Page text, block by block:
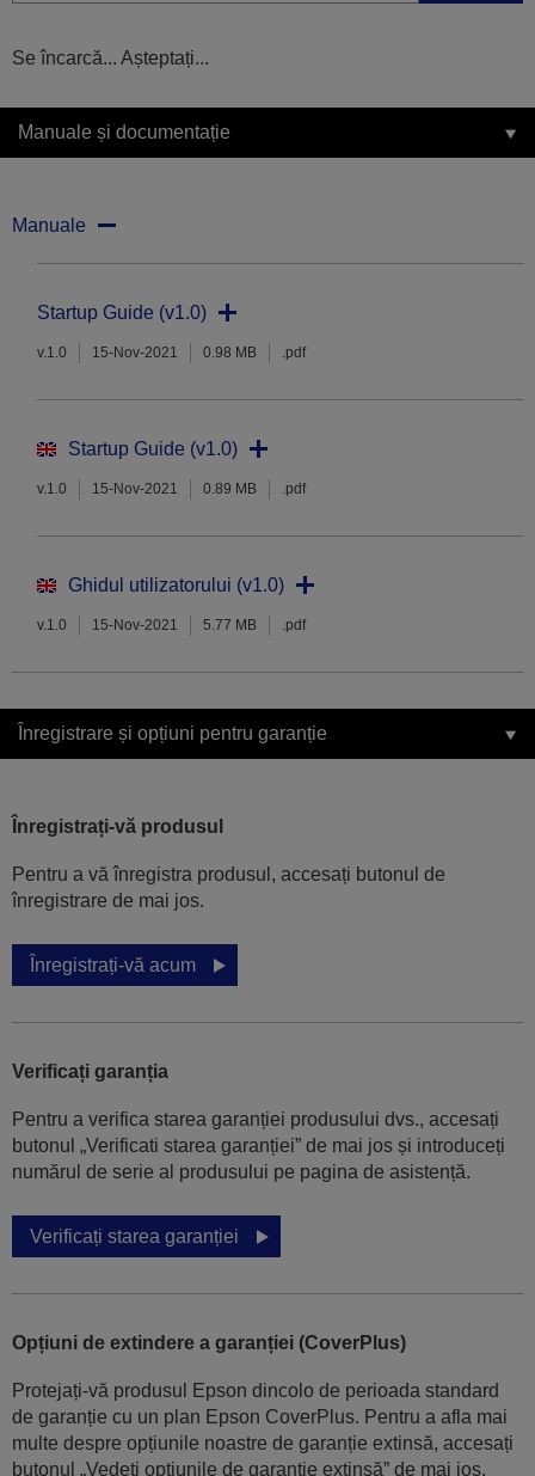
Se încarcă... Așteptați...
Manuale și documentație
Manuale
Startup Guide (v1.0)
v.1.0 15-Nov-2021 0.98 MB .pdf
Startup Guide (v1.0)
v.1.0 15-Nov-2021 0.89 MB .pdf
Ghidul utilizatorului (v1.0)
v.1.0 15-Nov-2021 5.77 MB .pdf
Înregistrare și opțiuni pentru garanție
Înregistrați-vă produsul
Pentru a vă înregistra produsul, accesați butonul de
înregistrare de mai jos.
Înregistrați-vă acum
Verificați garanția
Pentru a verifica starea garanției produsului dvs., accesați
butonul „Verificati starea garanției” de mai jos și introduceți
numărul de serie al produsului pe pagina de asistență.
Verificați starea garanției
Opțiuni de extindere a garanției (CoverPlus)
Protejați-vă produsul Epson dincolo de perioada standard
de garanție cu un plan Epson CoverPlus. Pentru a afla mai
multe despre opțiunile noastre de garanție extinsă, accesați
butonul „Vedeți opțiunile de garanție extinsă” de mai jos.